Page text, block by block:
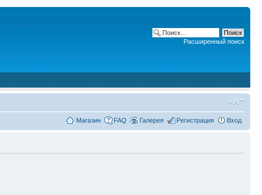
Расширенный поиск
Магазин FAQ Галерея Регистрация Вход